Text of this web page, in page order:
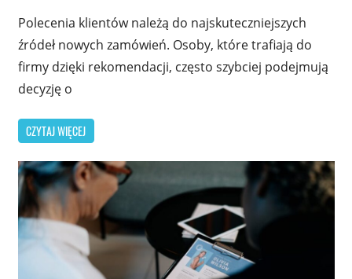
Polecenia klientów należą do najskuteczniejszych
źródeł nowych zamówień. Osoby, które trafiają do
firmy dzięki rekomendacji, często szybciej podejmują
decyzję o
CZYTAJ WIĘCEJ